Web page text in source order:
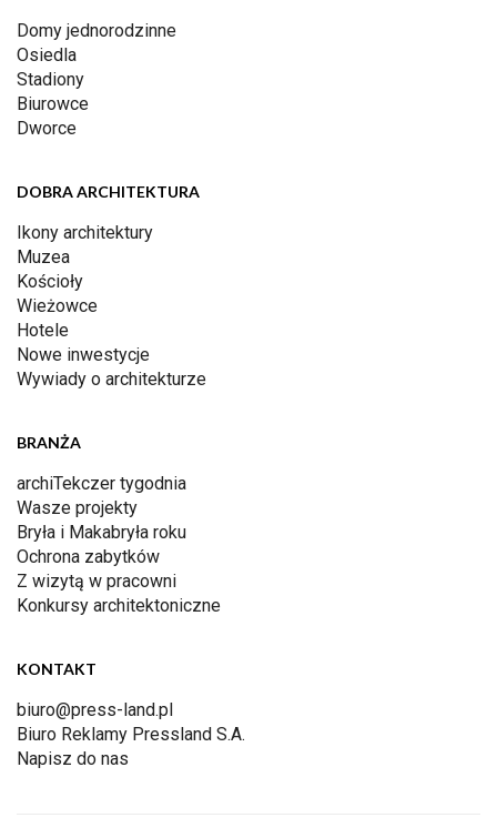
Domy jednorodzinne
Osiedla
Stadiony
Biurowce
Dworce
DOBRA ARCHITEKTURA
Ikony architektury
Muzea
Kościoły
Wieżowce
Hotele
Nowe inwestycje
Wywiady o architekturze
BRANŻA
archiTekczer tygodnia
Wasze projekty
Bryła i Makabryła roku
Ochrona zabytków
Z wizytą w pracowni
Konkursy architektoniczne
KONTAKT
biuro@press-land.pl
Biuro Reklamy Pressland S.A.
Napisz do nas